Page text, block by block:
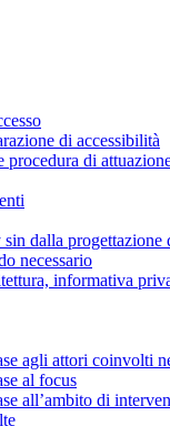
di accessibilità
procedura di
dalla
necessario
informativa
agli attori coinvolti
al focus
all’ambito di